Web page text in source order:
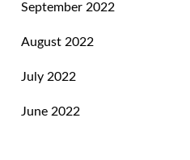
September 2022
August 2022
July 2022
June 2022